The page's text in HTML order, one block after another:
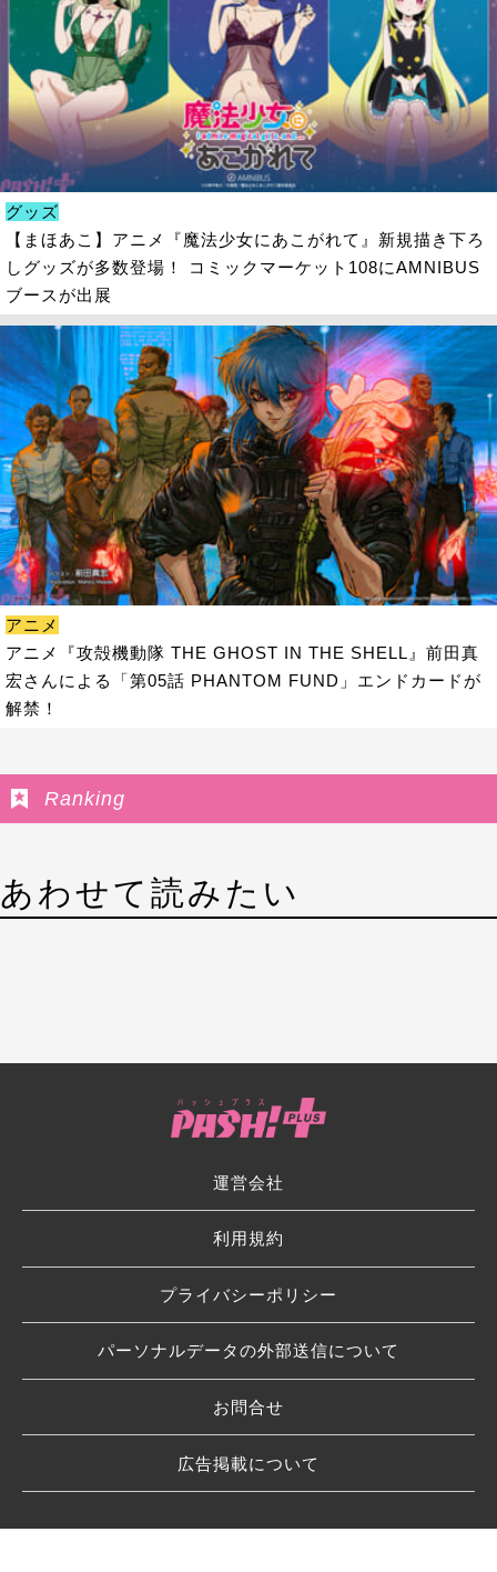
グッズ
【まほあこ】アニメ『魔法少女にあこがれて』新規描き下ろ
しグッズが多数登場！ コミックマーケット108にAMNIBUS
ブースが出展
アニメ
アニメ『攻殻機動隊 THE GHOST IN THE SHELL』前田真
宏さんによる「第05話 PHANTOM FUND」エンドカードが
解禁！
Ranking
あわせて読みたい
運営会社
利用規約
プライバシーポリシー
パーソナルデータの外部送信について
お問合せ
広告掲載について